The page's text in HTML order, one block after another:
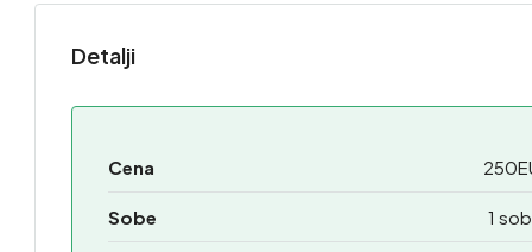
Detalji
Cena
Sobe 1